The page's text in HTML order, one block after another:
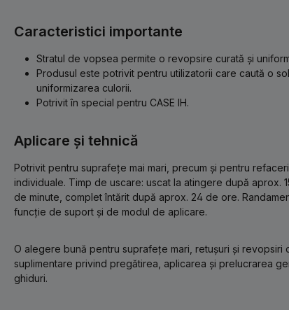
Caracteristici importante
Stratul de vopsea permite o revopsire curată și
Produsul este potrivit pentru utilizatorii care caută o
uniformizarea culorii.
Potrivit în special pentru CASE IH.
Aplicare și tehnică
Potrivit pentru suprafețe mai mari, precum și pentru
individuale. Timp de uscare: uscat la atingere după aprox.
de minute, complet întărit după aprox. 24 de ore.
funcție de suport și de modul de aplicare.
O alegere bună pentru suprafețe mari, retușuri și revopsiri
suplimentare privind pregătirea, aplicarea și prelucrarea
ghiduri.